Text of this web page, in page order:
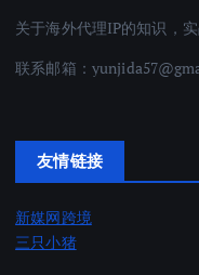
关于海外代理IP的知识，
联系邮箱：
友情链接
新媒网跨境
三只小猪